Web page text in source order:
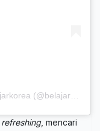
A post shared by Bahasa Korea w/ belajarkorea (@belajarkorea)
refreshing, mencari